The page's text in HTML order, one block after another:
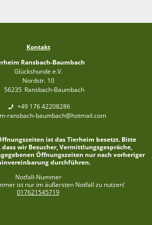
Kontakt
Ransbach-Baumbach
Glückshunde e.V.
Nordstr. 10
56235 Ransbach-Baumbach
+49 176 42208286
ransbach-baumbach@hotmail.com
ist das Tierheim besetzt. Bitte
dass wir Besucher, Vermittlungsgespräche,
Öffnungszeiten nur nach vorheriger
durchführen.
Notfall-Nummer
ist nur im äußersten Notfall zu nutzen!
017621545719